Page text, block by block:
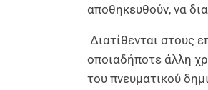
αποθηκευθούν, να
Διατίθενται στους
οποιαδήποτε άλλη
του πνευματικού